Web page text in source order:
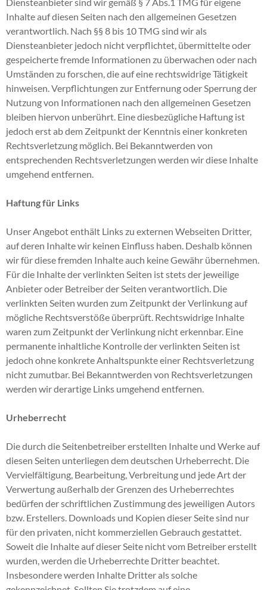
Inhalte auf diesen Seiten nach den allgemeinen Gesetzen
verantwortlich. Nach §§ 8 bis 10 TMG sind wir als
Diensteanbieter jedoch nicht verpflichtet, übermittelte oder
gespeicherte fremde Informationen zu überwachen oder nach
Umständen zu forschen, die auf eine rechtswidrige Tätigkeit
hinweisen. Verpflichtungen zur Entfernung oder Sperrung der
Nutzung von Informationen nach den allgemeinen Gesetzen
bleiben hiervon unberührt. Eine diesbezügliche Haftung ist
jedoch erst ab dem Zeitpunkt der Kenntnis einer konkreten
Rechtsverletzung möglich. Bei Bekanntwerden von
entsprechenden Rechtsverletzungen werden wir diese Inhalte
umgehend entfernen.
Haftung für Links
Unser Angebot enthält Links zu externen Webseiten Dritter,
auf deren Inhalte wir keinen Einfluss haben. Deshalb können
wir für diese fremden Inhalte auch keine Gewähr übernehmen.
Für die Inhalte der verlinkten Seiten ist stets der jeweilige
Anbieter oder Betreiber der Seiten verantwortlich. Die
verlinkten Seiten wurden zum Zeitpunkt der Verlinkung auf
mögliche Rechtsverstöße überprüft. Rechtswidrige Inhalte
waren zum Zeitpunkt der Verlinkung nicht erkennbar. Eine
permanente inhaltliche Kontrolle der verlinkten Seiten ist
jedoch ohne konkrete Anhaltspunkte einer Rechtsverletzung
nicht zumutbar. Bei Bekanntwerden von Rechtsverletzungen
werden wir derartige Links umgehend entfernen.
Urheberrecht
Die durch die Seitenbetreiber erstellten Inhalte und Werke auf
diesen Seiten unterliegen dem deutschen Urheberrecht. Die
Vervielfältigung, Bearbeitung, Verbreitung und jede Art der
Verwertung außerhalb der Grenzen des Urheberrechtes
bedürfen der schriftlichen Zustimmung des jeweiligen Autors
bzw. Erstellers. Downloads und Kopien dieser Seite sind nur
für den privaten, nicht kommerziellen Gebrauch gestattet.
Soweit die Inhalte auf dieser Seite nicht vom Betreiber erstellt
wurden, werden die Urheberrechte Dritter beachtet.
Insbesondere werden Inhalte Dritter als solche